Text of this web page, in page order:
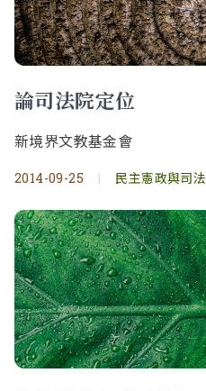
論司法院定位
新境界文教基金會
2014-09-25 | 民主憲政與司法